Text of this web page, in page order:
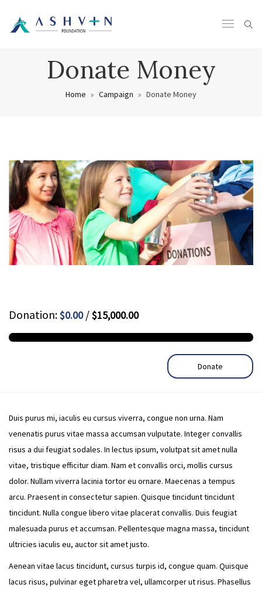
Donate Money
Home Campaign Donate Money
Donation:$0.00/$15,000.00
Donate
Duis purus mi, iaculis eu cursus viverra, congue non urna. Nam
venenatis purus vitae massa accumsan vulputate. Integer convallis
risus a dui feugiat sodales. In lectus ipsum, volutpat sit amet nulla
vitae, tristique efficitur diam. Nam et convallis orci, mollis cursus
dolor. Nullam viverra lacinia tortor eu ornare. Maecenas a tempus
arcu. Praesent in consectetur sapien. Quisque tincidunt tincidunt
tincidunt. Nulla congue libero vitae placerat convallis. Duis feugiat
malesuada purus et accumsan. Pellentesque magna massa, tincidunt
ultricies iaculis eu, auctor sit amet justo.
Aenean vitae lacus tincidunt, cursus turpis id, congue quam. Quisque
lacus risus, pulvinar eget pharetra vel, ullamcorper ut risus. Phasellus